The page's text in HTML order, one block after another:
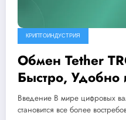
КРИПТОИНДУСТРИЯ
Обмен Tether
Быстро, Удобно
Введение В мире цифровых
становится все более